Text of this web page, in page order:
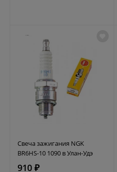
Свеча зажигания NGK
BR6HS-10 1090 в Улан-Удэ
910 ₽